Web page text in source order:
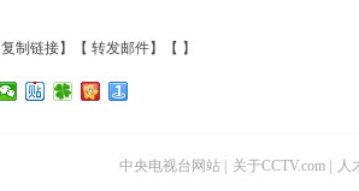
复制链接】【 转发邮件】【 】
中央电视台网站 关于CCTV.com 人